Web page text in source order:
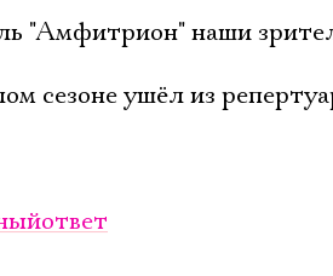
"Амфитрион" наши
сезоне ушёл из